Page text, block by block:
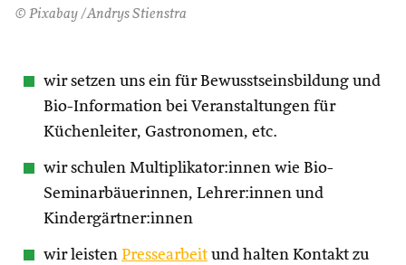
© Pixabay /Andrys Stienstra
wir setzen uns ein für Bewusstseinsbildung und
Bio-Information bei Veranstaltungen für
Küchenleiter, Gastronomen, etc.
wir schulen Multiplikator:innen wie Bio-
Seminarbäuerinnen, Lehrer:innen und
Kindergärtner:innen
wir leisten Pressearbeit und halten Kontakt zu